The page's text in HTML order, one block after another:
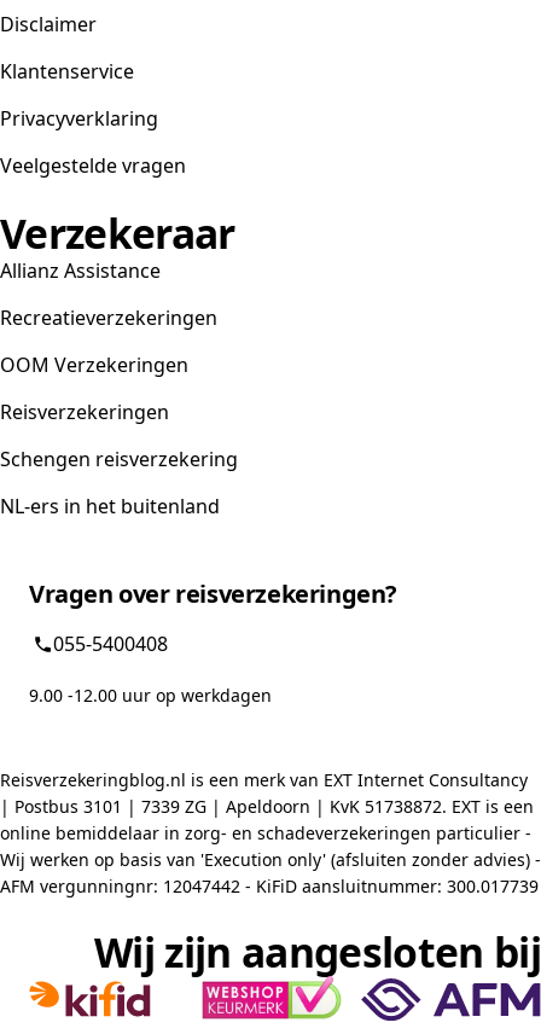
Disclaimer
Klantenservice
Privacyverklaring
Veelgestelde vragen
Verzekeraar
Allianz Assistance
Recreatieverzekeringen
OOM Verzekeringen
Reisverzekeringen
Schengen reisverzekering
NL-ers in het buitenland
Vragen over reisverzekeringen?
055-5400408
9.00 -12.00 uur op werkdagen
Reisverzekeringblog.nl is een merk van EXT Internet Consultancy
| Postbus 3101 | 7339 ZG | Apeldoorn | KvK 51738872. EXT is een
online bemiddelaar in zorg- en schadeverzekeringen particulier -
Wij werken op basis van 'Execution only' (afsluiten zonder advies) -
AFM vergunningnr: 12047442 - KiFiD aansluitnummer: 300.017739
Wij zijn aangesloten bij